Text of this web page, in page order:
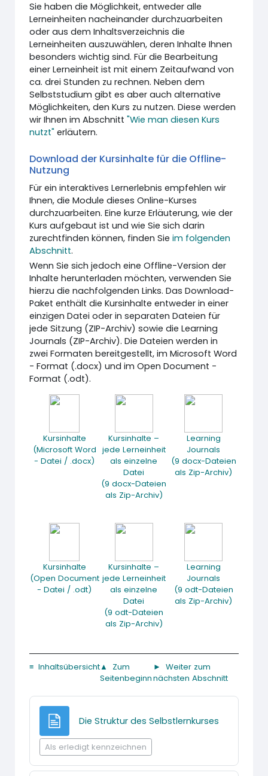
Sie haben die Möglichkeit, entweder alle
Lerneinheiten nacheinander durchzuarbeiten
oder aus dem Inhaltsverzeichnis die
Lerneinheiten auszuwählen, deren Inhalte Ihnen
besonders wichtig sind. Für die Bearbeitung
einer Lerneinheit ist mit einem Zeitaufwand von
ca. drei Stunden zu rechnen. Neben dem
Selbststudium gibt es aber auch alternative
Möglichkeiten, den Kurs zu nutzen. Diese werden
wir Ihnen im Abschnitt"Wie man diesen Kurs
nutzt" erläutern.
Download der Kursinhalte für die Offline-
Nutzung
Für ein interaktives Lernerlebnis empfehlen wir
Ihnen, die Module dieses Online-Kurses
durchzuarbeiten. Eine kurze Erläuterung, wie der
Kurs aufgebaut ist und wie Sie sich darin
zurechtfinden können, finden Sieim folgenden
Abschnitt.
Wenn Sie sich jedoch eine Offline-Version der
Inhalte herunterladen möchten, verwenden Sie
hierzu die nachfolgenden Links. Das Download-
Paket enthält die Kursinhalte entweder in einer
einzigen Datei oder in separaten Dateien für
jede Sitzung (ZIP-Archiv) sowie die Learning
Journals (ZIP-Archiv). Die Dateien werden in
zwei Formaten bereitgestellt, im Microsoft Word
- Format (.docx) und im Open Document -
Format (.odt).
Kursinhalte
(Microsoft Word
- Datei / .docx)
Kursinhalte –
jede Lerneinheit
als einzelne
Datei
(9 docx-Dateien
als Zip-Archiv)
Learning
Journals
(9 docx-Dateien
als Zip-Archiv)
Kursinhalte
(Open Document
- Datei / .odt)
Kursinhalte –
jede Lerneinheit
als einzelne
Datei
(9 odt-Dateien
als Zip-Archiv)
Learning
Journals
(9 odt-Dateien
als Zip-Archiv)
≡ Inhaltsübersicht▲ Zum
Seitenbeginn
► Weiter zum
nächsten Abschnitt
Die Struktur des Selbstlernkurses
Als erledigt kennzeichnen